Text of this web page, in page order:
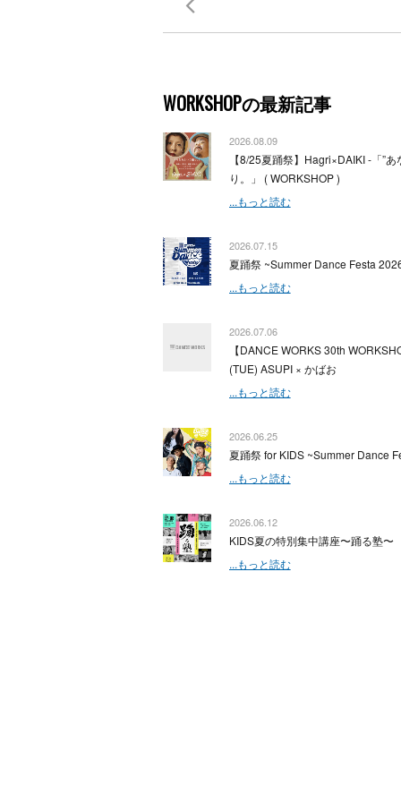
WORKSHOPの最新記事
2026.08.09
【8/25夏踊祭】Hagri×DAIKI -「”あ
り。」 ( WORKSHOP )
...もっと読む
2026.07.15
夏踊祭 ~Summer Dance Festa
...もっと読む
2026.07.06
【DANCE WORKS 30th
(TUE) ASUPI × かばお
...もっと読む
2026.06.25
夏踊祭 for KIDS ~Summer Dance
...もっと読む
2026.06.12
KIDS夏の特別集中講座〜踊る塾〜
...もっと読む